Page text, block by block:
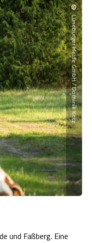
©
Lüneburger Heide GmbH / Dominik Ketz
und Faßberg. Eine